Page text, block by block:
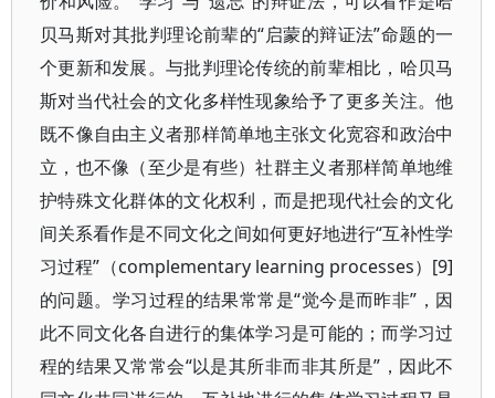
贝马斯对其批判理论前辈的“启蒙的辩证法”命题的一
个更新和发展。与批判理论传统的前辈相比，哈贝马
斯对当代社会的文化多样性现象给予了更多关注。他
既不像自由主义者那样简单地主张文化宽容和政治中
立，也不像（至少是有些）社群主义者那样简单地维
护特殊文化群体的文化权利，而是把现代社会的文化
间关系看作是不同文化之间如何更好地进行“互补性学
习过程”（complementary learning processes）[9]
的问题。学习过程的结果常常是“觉今是而昨非”，因
此不同文化各自进行的集体学习是可能的；而学习过
程的结果又常常会“以是其所非而非其所是”，因此不